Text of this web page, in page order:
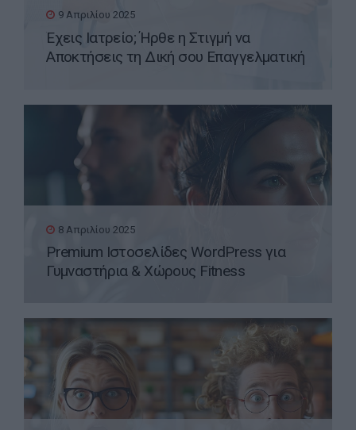
9 Απριλίου 2025
Έχεις Ιατρείο; Ήρθε η Στιγμή να
Αποκτήσεις τη Δική σου Επαγγελματική
8 Απριλίου 2025
Premium Ιστοσελίδες WordPress για
Γυμναστήρια & Χώρους Fitness